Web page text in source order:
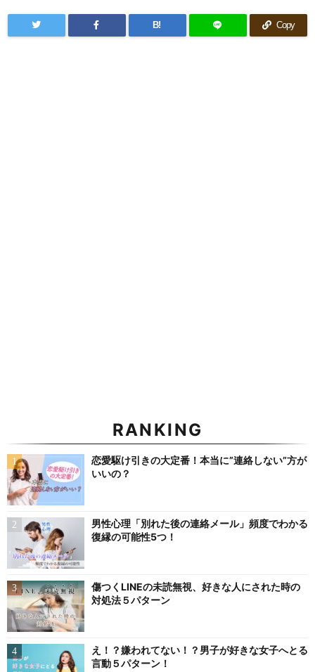
B! Copy
RANKING
恋愛駆け引きの大定番！本当に”連絡しない”方が
いいの？
男性心理「別れた後の連絡メール」頻度でわかる
復縁の可能性5つ！
傷つくLINEの未読無視、好きな人にされた時の
対処法５パターン
え！？嫌われてない！？男子が好きな女子へとる
言動５パターン！